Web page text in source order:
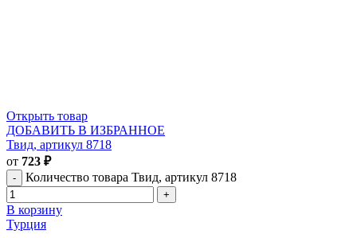
Открыть товар
ДОБАВИТЬ В ИЗБРАННОЕ
Твид, артикул 8718
от 723 ₽
Количество товара Твид, артикул 8718
В корзину
Турция